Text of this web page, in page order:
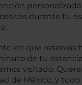
durante tu
en que reservas
de tu
visitado.
de México, y